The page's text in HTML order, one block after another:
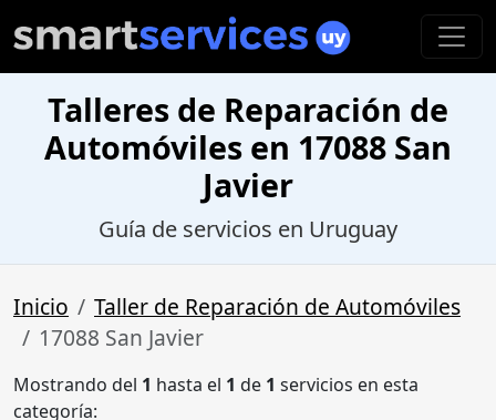
Talleres de Reparación de
Automóviles en 17088 San
Javier
Guía de servicios en Uruguay
Inicio
Taller de Reparación de Automóviles
17088 San Javier
Mostrando del 1 hasta el 1 de 1 servicios en esta
categoría: